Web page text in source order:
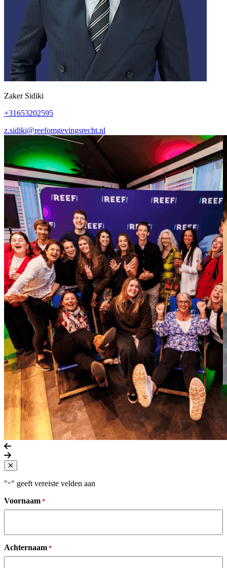
Zaker Sidiki
+31653202595
z.sidiki@reefomgevingsrecht.nl
Vorige slide
Volgende slide
Close popup
"*" geeft vereiste velden aan
Voornaam *
Achternaam *